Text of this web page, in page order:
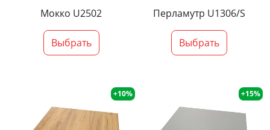
Мокко U2502
Выбрать
Перламутр U1306/S
Выбрать
+10% +15%